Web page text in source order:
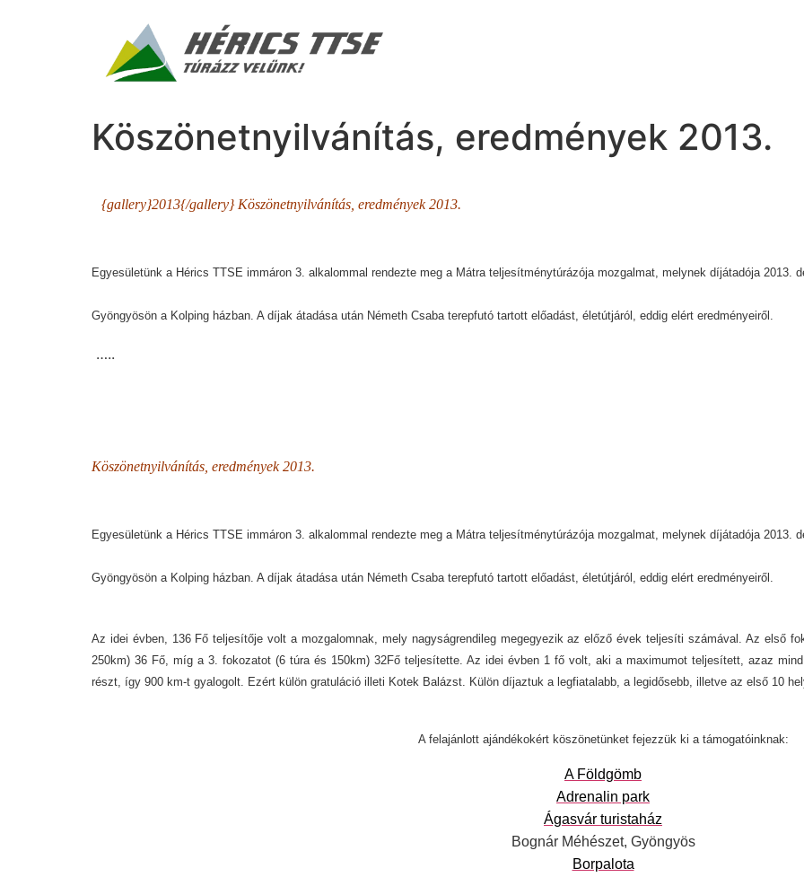
Köszönetnyilvánítás, eredmények 2013.
{gallery}2013{/gallery} Köszönetnyilvánítás, eredmények 2013.
Egyesületünk a Hérics TTSE immáron 3. alkalommal rendezte meg a Mátra teljesítménytúrázója mozgalmat, melynek díjátadója 2013.
Gyöngyösön a Kolping házban. A díjak átadása után Németh Csaba terepfutó tartott előadást, életútjáról, eddig elért eredményeiről.
…..
Köszönetnyilvánítás, eredmények 2013.
Egyesületünk a Hérics TTSE immáron 3. alkalommal rendezte meg a Mátra teljesítménytúrázója mozgalmat, melynek díjátadója 2013.
Gyöngyösön a Kolping házban. A díjak átadása után Németh Csaba terepfutó tartott előadást, életútjáról, eddig elért eredményeiről.
Az idei évben, 136 Fő teljesítője volt a mozgalomnak, mely nagyságrendileg megegyezik az előző évek teljesíti számával. Az első
250km) 36 Fő, míg a 3. fokozatot (6 túra és 150km) 32Fő teljesítette. Az idei évben 1 fő volt, aki a maximumot teljesített, azaz
részt, így 900 km-t gyalogolt. Ezért külön gratuláció illeti Kotek Balázst. Külön díjaztuk a legfiatalabb, a legidősebb, illetve az első 10
A felajánlott ajándékokért köszönetünket fejezzük ki a támogatóinknak:
A Földgömb
Adrenalin park
Ágasvár turistaház
Bognár Méhészet, Gyöngyös
Borpalota